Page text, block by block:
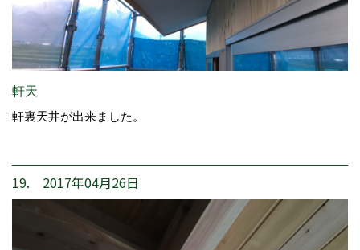
軒天
軒裏天井が出来ました。
19. 2017年04月26日